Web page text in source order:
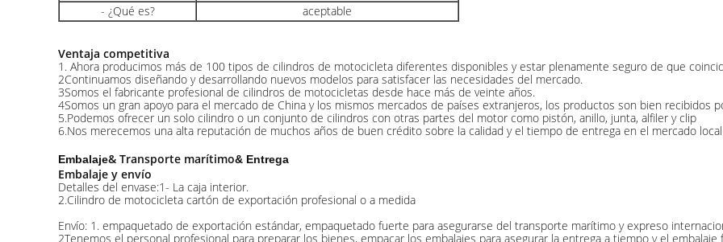
- ¿Qué es?
aceptable
Ventaja competitiva
1. Ahora producimos más de 100 tipos de cilindros de motocicleta diferentes disponibles y estar plenamente seguro de que
2Continuamos diseñando y desarrollando nuevos modelos para satisfacer las necesidades del mercado.
3Somos el fabricante profesional de cilindros de motocicletas desde hace más de veinte años.
4Somos un gran apoyo para el mercado de China y los mismos mercados de países extranjeros, los productos son bien recibidos
5.Podemos ofrecer un solo cilindro o un conjunto de cilindros con otras partes del motor como pistón, anillo, junta, alfiler y clip
6.Nos merecemos una alta reputación de muchos años de buen crédito sobre la calidad y el tiempo de entrega en el mercado
Embalaje& Transporte marítimo& Entrega
Embalaje y envío
Detalles del envase:1- La caja interior.
2.Cilindro de motocicleta cartón de exportación profesional o a medida
Envío: 1. empaquetado de exportación estándar, empaquetado fuerte para asegurarse del transporte marítimo y expreso
2Tenemos el personal profesional para preparar los bienes, empacar los embalajes para asegurar la entrega a tiempo y el embalaje